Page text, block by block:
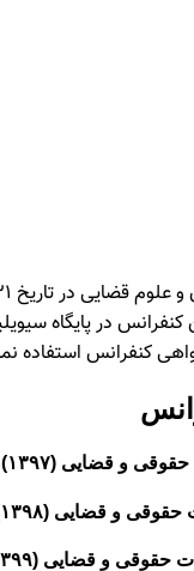
در پایگاه
کنفرانس استفاده
و قضایی (۱۳۹۷)
و قضایی (۱۳۹۸)
و قضایی (۱۳۹۹)